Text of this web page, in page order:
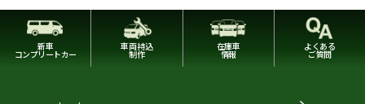
新車
コンプリートカー
車両持込
制作
在庫車
情報
よくある
ご質問